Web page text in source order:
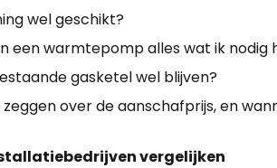
wel geschikt?
een warmtepomp alles wat ik nodig
gasketel wel blijven?
zeggen over de aanschafprijs, en
vergelijken